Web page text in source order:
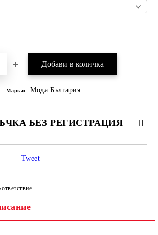
Марка: Мода България
БЕЗ РЕГИСТРАЦИЯ
с
с вас в рамките на работния ден.
Tweet